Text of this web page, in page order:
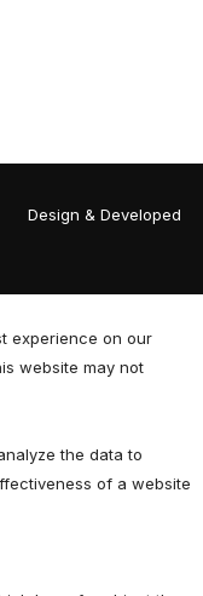
Design & Developed
experience on our
website may not
the data to
of a website